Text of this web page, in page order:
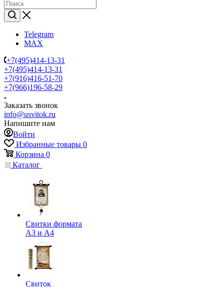
Telegram
MAX
+7(495)414-13-31
+7(495)414-13-31
+7(916)416-51-70
+7(966)196-58-29
Заказать звонок
info@usvitok.ru
Напишите нам
Войти
Избранные товары 0
Корзина 0
Каталог
Свитки формата
А3 и А4
Свиток